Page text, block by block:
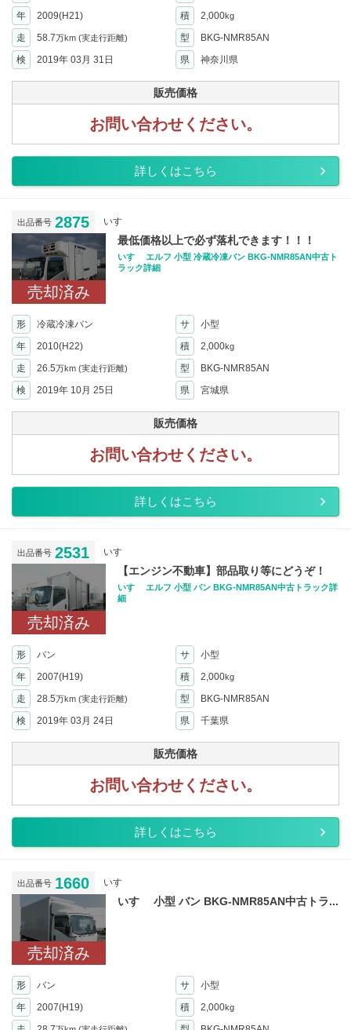
年
2009(H21) 積 2,000kg
走 58.7万km (実走行距離) 型
BKG-NMR85AN
検
2019年 03月 31日 県 神奈川県
販売価格
お問い合わせください。
詳しくはこちら
出品番号 2875 いすゞ
売却済み
最低価格以上で必ず落札できます！！！
いすゞ エルフ 小型 冷蔵冷凍バン BKG-NMR85AN中古ト
ラック詳細
形 冷蔵冷凍バン サ
小型
年
2010(H22) 積 2,000kg
走 26.5万km (実走行距離) 型
BKG-NMR85AN
検
2019年 10月 25日 県 宮城県
販売価格
お問い合わせください。
詳しくはこちら
出品番号 2531 いすゞ
売却済み
【エンジン不動車】部品取り等にどうぞ！
いすゞ エルフ 小型 バン BKG-NMR85AN中古トラック詳
細
形 バン サ
小型
年
2007(H19) 積 2,000kg
走 28.5万km (実走行距離) 型
BKG-NMR85AN
検
2019年 03月 24日 県 千葉県
販売価格
お問い合わせください。
詳しくはこちら
出品番号 1660 いすゞ
売却済み
いすゞ 小型 バン BKG-NMR85AN中古トラ...
形 バン サ
小型
年
2007(H19) 積 2,000kg